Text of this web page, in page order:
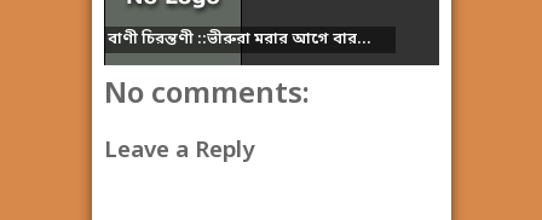
বাণী চিরন্তণী ::ভীরুরা মরার আগে বার...
No comments:
Leave a Reply